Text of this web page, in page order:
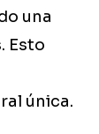
una
Esto
única.